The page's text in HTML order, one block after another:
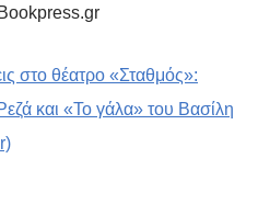
στο θέατρο «Σταθμός»:
και «Το γάλα» του Βασίλη